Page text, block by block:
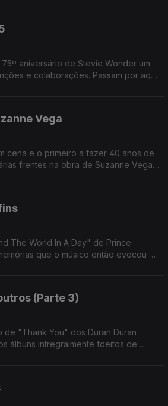
aniversário de Stevie Wonder um
e colaborações. Passam por aqui
Vega
cena e o primeiro a fazer 40 anos de
frentes na obra de Suzanne Vega
The World In A Day" de Prince
que o músico então evocou e
(Parte 3)
de "Thank You" dos Duran Duran
álbuns intregralmente fdeitos de